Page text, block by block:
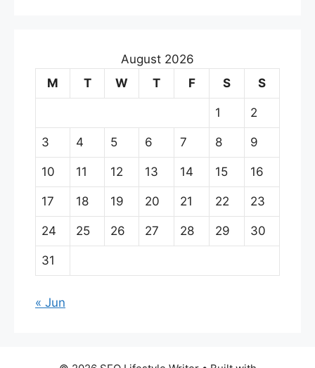
August 2026
M
T W T F S S
1 2
3 4 5 6 7 8 9
10 11 12 13 14 15 16
17 18 19 20 21 22 23
24 25 26 27 28 29 30
31
« Jun